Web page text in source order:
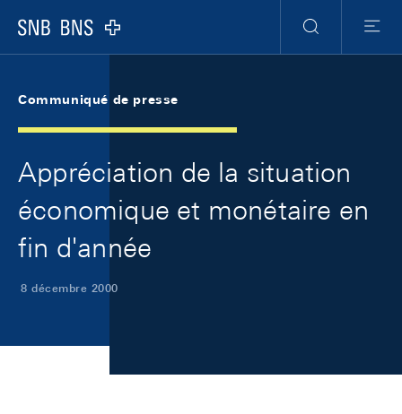
Logo
RechercheMenu
Communiqué de presse
Appréciation de la situation
économique et monétaire en
fin d'année
8 décembre 2000